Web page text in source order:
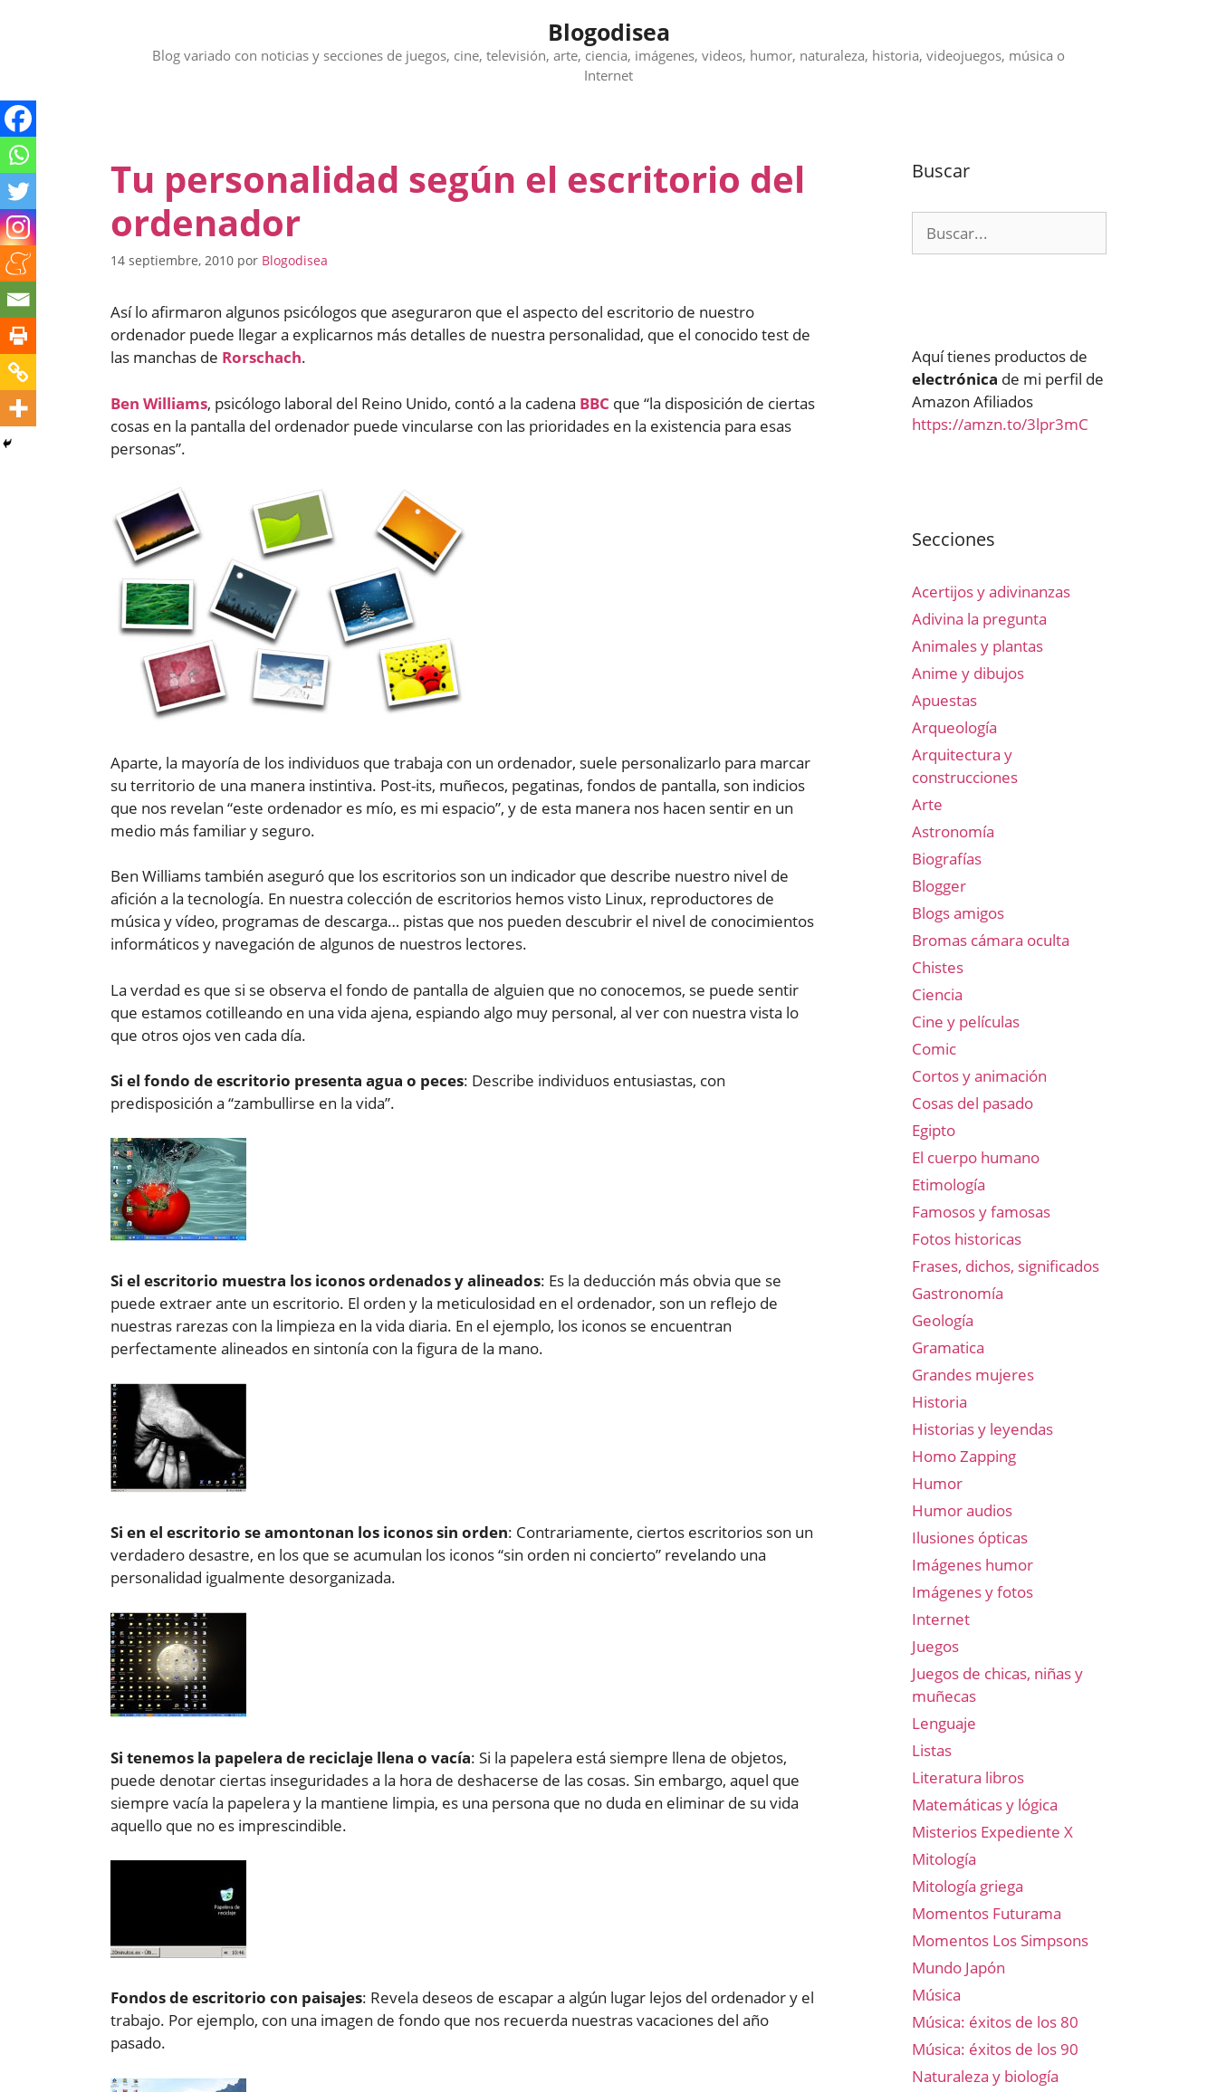
Blogodisea
Blog variado con noticias y secciones de juegos, cine, televisión, arte, ciencia, imágenes, videos, humor, naturaleza, historia, videojuegos, música o
Internet
Tu personalidad según el escritorio del
ordenador
14 septiembre, 2010 por Blogodisea
Así lo afirmaron algunos psicólogos que aseguraron que el aspecto del escritorio de nuestro
ordenador puede llegar a explicarnos más detalles de nuestra personalidad, que el conocido test de
las manchas de Rorschach.
Ben Williams, psicólogo laboral del Reino Unido, contó a la cadena BBC que “la disposición de ciertas
cosas en la pantalla del ordenador puede vincularse con las prioridades en la existencia para esas
personas”.
Aparte, la mayoría de los individuos que trabaja con un ordenador, suele personalizarlo para marcar
su territorio de una manera instintiva. Post-its, muñecos, pegatinas, fondos de pantalla, son indicios
que nos revelan “este ordenador es mío, es mi espacio”, y de esta manera nos hacen sentir en un
medio más familiar y seguro.
Ben Williams también aseguró que los escritorios son un indicador que describe nuestro nivel de
afición a la tecnología. En nuestra colección de escritorios hemos visto Linux, reproductores de
música y vídeo, programas de descarga… pistas que nos pueden descubrir el nivel de conocimientos
informáticos y navegación de algunos de nuestros lectores.
La verdad es que si se observa el fondo de pantalla de alguien que no conocemos, se puede sentir
que estamos cotilleando en una vida ajena, espiando algo muy personal, al ver con nuestra vista lo
que otros ojos ven cada día.
Si el fondo de escritorio presenta agua o peces: Describe individuos entusiastas, con
predisposición a “zambullirse en la vida”.
Si el escritorio muestra los iconos ordenados y alineados: Es la deducción más obvia que se
puede extraer ante un escritorio. El orden y la meticulosidad en el ordenador, son un reflejo de
nuestras rarezas con la limpieza en la vida diaria. En el ejemplo, los iconos se encuentran
perfectamente alineados en sintonía con la figura de la mano.
Si en el escritorio se amontonan los iconos sin orden: Contrariamente, ciertos escritorios son un
verdadero desastre, en los que se acumulan los iconos “sin orden ni concierto” revelando una
personalidad igualmente desorganizada.
Si tenemos la papelera de reciclaje llena o vacía: Si la papelera está siempre llena de objetos,
puede denotar ciertas inseguridades a la hora de deshacerse de las cosas. Sin embargo, aquel que
siempre vacía la papelera y la mantiene limpia, es una persona que no duda en eliminar de su vida
aquello que no es imprescindible.
Fondos de escritorio con paisajes: Revela deseos de escapar a algún lugar lejos del ordenador y el
trabajo. Por ejemplo, con una imagen de fondo que nos recuerda nuestras vacaciones del año
pasado.
Buscar
Aquí tienes productos de
electrónica de mi perfil de
Amazon Afiliados
https://amzn.to/3lpr3mC
Secciones
Acertijos y adivinanzas
Adivina la pregunta
Animales y plantas
Anime y dibujos
Apuestas
Arqueología
Arquitectura y
construcciones
Arte
Astronomía
Biografías
Blogger
Blogs amigos
Bromas cámara oculta
Chistes
Ciencia
Cine y películas
Comic
Cortos y animación
Cosas del pasado
Egipto
El cuerpo humano
Etimología
Famosos y famosas
Fotos historicas
Frases, dichos, significados
Gastronomía
Geología
Gramatica
Grandes mujeres
Historia
Historias y leyendas
Homo Zapping
Humor
Humor audios
Ilusiones ópticas
Imágenes humor
Imágenes y fotos
Internet
Juegos
Juegos de chicas, niñas y
muñecas
Lenguaje
Listas
Literatura libros
Matemáticas y lógica
Misterios Expediente X
Mitología
Mitología griega
Momentos Futurama
Momentos Los Simpsons
Mundo Japón
Música
Música: éxitos de los 80
Música: éxitos de los 90
Naturaleza y biología